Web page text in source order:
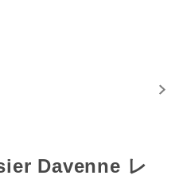
Davenne レ